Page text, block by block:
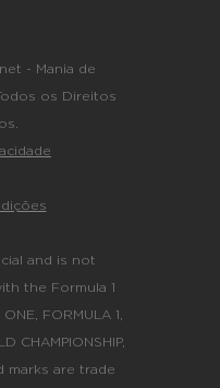
- Mania de
os Direitos
and is not
the Formula 1
FORMULA 1,
CHAMPIONSHIP,
marks are trade